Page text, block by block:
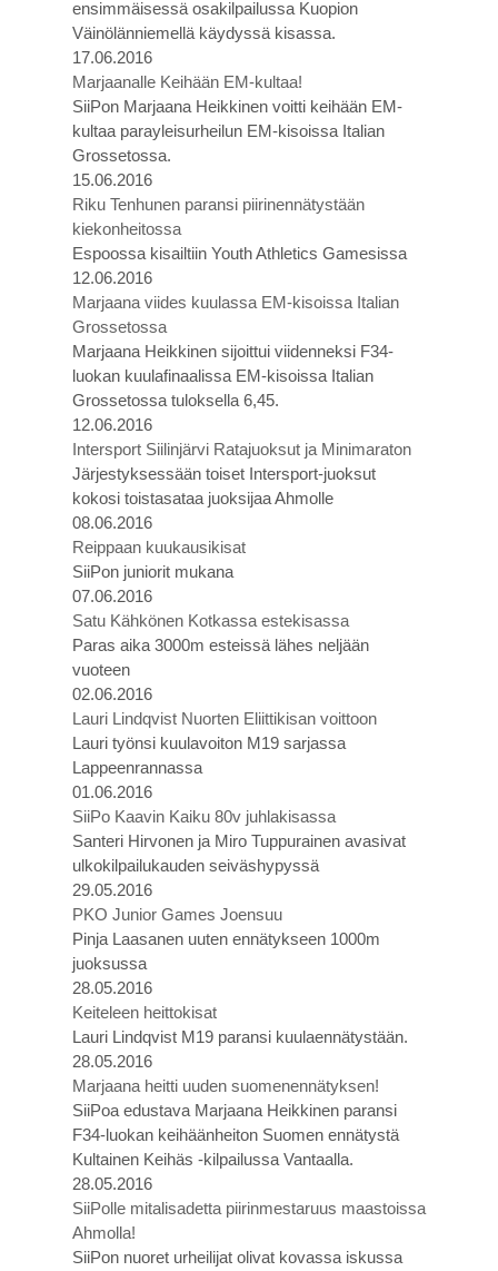
ensimmäisessä osakilpailussa Kuopion
Väinölänniemellä käydyssä kisassa.
17.06.2016
Marjaanalle Keihään EM-kultaa!
SiiPon Marjaana Heikkinen voitti keihään EM-
kultaa parayleisurheilun EM-kisoissa Italian
Grossetossa.
15.06.2016
Riku Tenhunen paransi piirinennätystään
kiekonheitossa
Espoossa kisailtiin Youth Athletics Gamesissa
12.06.2016
Marjaana viides kuulassa EM-kisoissa Italian
Grossetossa
Marjaana Heikkinen sijoittui viidenneksi F34-
luokan kuulafinaalissa EM-kisoissa Italian
Grossetossa tuloksella 6,45.
12.06.2016
Intersport Siilinjärvi Ratajuoksut ja Minimaraton
Järjestyksessään toiset Intersport-juoksut
kokosi toistasataa juoksijaa Ahmolle
08.06.2016
Reippaan kuukausikisat
SiiPon juniorit mukana
07.06.2016
Satu Kähkönen Kotkassa estekisassa
Paras aika 3000m esteissä lähes neljään
vuoteen
02.06.2016
Lauri Lindqvist Nuorten Eliittikisan voittoon
Lauri työnsi kuulavoiton M19 sarjassa
Lappeenrannassa
01.06.2016
SiiPo Kaavin Kaiku 80v juhlakisassa
Santeri Hirvonen ja Miro Tuppurainen avasivat
ulkokilpailukauden seiväshypyssä
29.05.2016
PKO Junior Games Joensuu
Pinja Laasanen uuten ennätykseen 1000m
juoksussa
28.05.2016
Keiteleen heittokisat
Lauri Lindqvist M19 paransi kuulaennätystään.
28.05.2016
Marjaana heitti uuden suomenennätyksen!
SiiPoa edustava Marjaana Heikkinen paransi
F34-luokan keihäänheiton Suomen ennätystä
Kultainen Keihäs -kilpailussa Vantaalla.
28.05.2016
SiiPolle mitalisadetta piirinmestaruus maastoissa
Ahmolla!
SiiPon nuoret urheilijat olivat kovassa iskussa